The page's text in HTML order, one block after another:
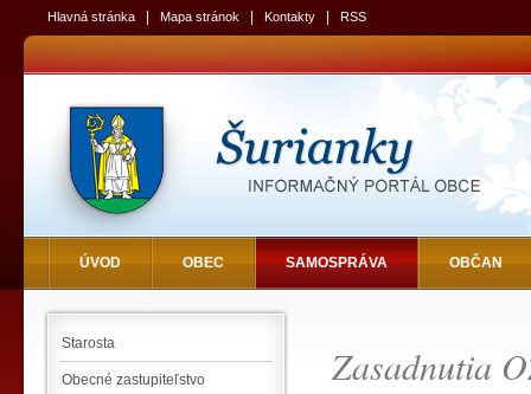
Hlavná stránka Mapa stránok Kontakty RSS
ÚVOD OBEC SAMOSPRÁVA OBČAN
Starosta
Obecné zastupiteľstvo Zasadnutia